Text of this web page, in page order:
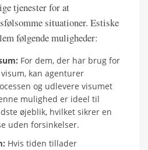
tjenester for at
situationer. Estiske
følgende muligheder:
For dem, der har brug for
kan agenturer
og udlevere visumet
mulighed er ideel til
øjeblik, hvilket sikrer en
uden forsinkelser.
Hvis tiden tillader